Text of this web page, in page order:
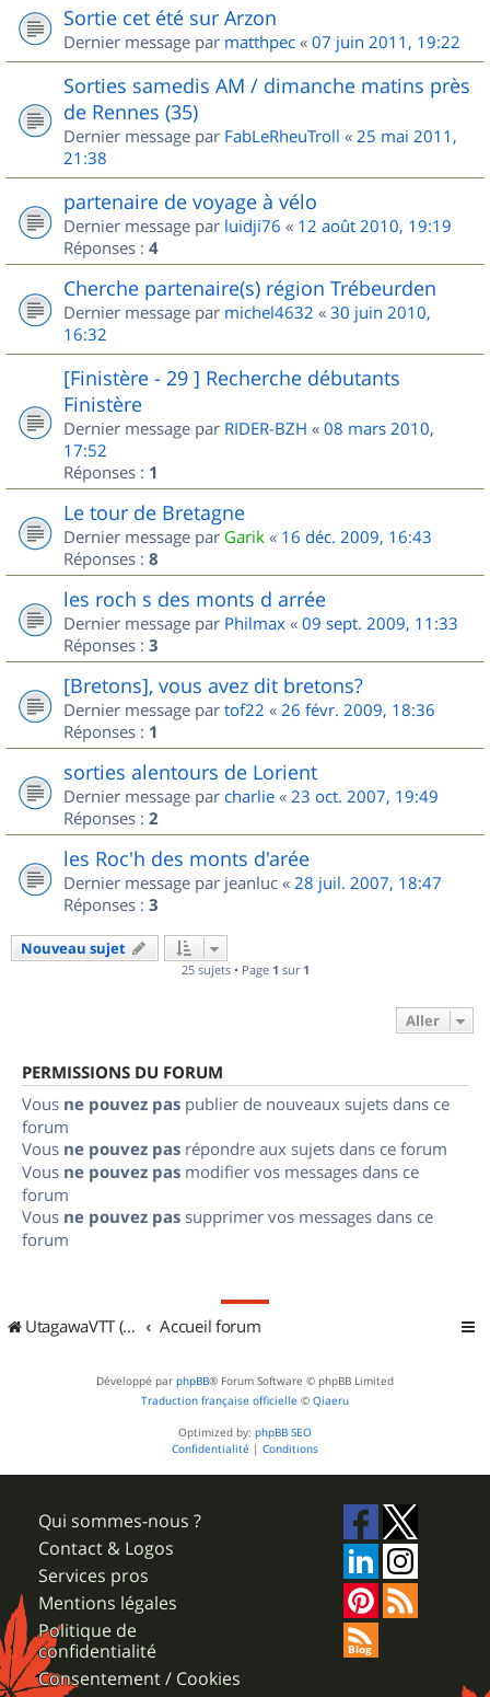
Sortie cet été sur Arzon
Dernier message par matthpec « 07 juin 2011, 19:22
Sorties samedis AM / dimanche matins près
de Rennes (35)
Dernier message par FabLeRheuTroll « 25 mai 2011,
21:38
partenaire de voyage à vélo
Dernier message par luidji76 « 12 août 2010, 19:19
Réponses : 4
Cherche partenaire(s) région Trébeurden
Dernier message par michel4632 « 30 juin 2010,
16:32
[Finistère - 29 ] Recherche débutants
Finistère
Dernier message par RIDER-BZH « 08 mars 2010,
17:52
Réponses : 1
Le tour de Bretagne
Dernier message par Garik « 16 déc. 2009, 16:43
Réponses : 8
les roch s des monts d arrée
Dernier message par Philmax « 09 sept. 2009, 11:33
Réponses : 3
[Bretons], vous avez dit bretons?
Dernier message par tof22 « 26 févr. 2009, 18:36
Réponses : 1
sorties alentours de Lorient
Dernier message par charlie « 23 oct. 2007, 19:49
Réponses : 2
les Roc'h des monts d'arée
Dernier message par jeanluc « 28 juil. 2007, 18:47
Réponses : 3
Nouveau sujet
25 sujets • Page 1 sur 1
Aller
PERMISSIONS DU FORUM
Vous ne pouvez pas publier de nouveaux sujets dans ce
forum
Vous ne pouvez pas répondre aux sujets dans ce forum
Vous ne pouvez pas modifier vos messages dans ce
forum
Vous ne pouvez pas supprimer vos messages dans ce
forum
UtagawaVTT (Randos VTT et VTTAE avec traces GPS) Accueil forum
Développé par phpBB® Forum Software © phpBB Limited
Traduction française officielle © Qiaeru
Optimized by: phpBB SEO
Confidentialité | Conditions
Qui sommes-nous ?
Contact & Logos
Services pros
Mentions légales
Politique de
confidentialité
Consentement / Cookies